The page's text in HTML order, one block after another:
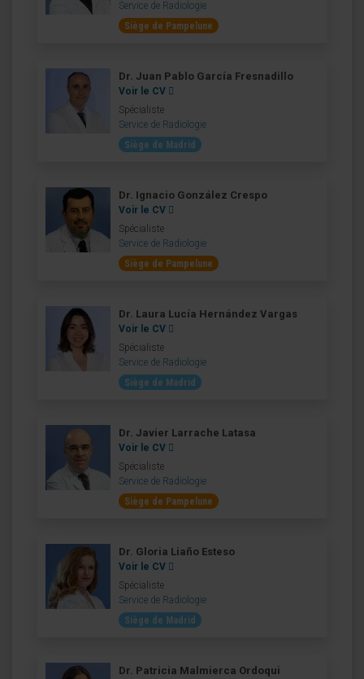
Service de Radiologie
Siège de Pampelune
Dr. Juan Pablo García Fresnadillo
Voir le CV
Spécialiste
Service de Radiologie
Siège de Madrid
Dr. Ignacio González Crespo
Voir le CV
Spécialiste
Service de Radiologie
Siège de Pampelune
Dr. Laura Lucía Hernández Vargas
Voir le CV
Spécialiste
Service de Radiologie
Siège de Madrid
Dr. Javier Larrache Latasa
Voir le CV
Spécialiste
Service de Radiologie
Siège de Pampelune
Dr. Gloria Liaño Esteso
Voir le CV
Spécialiste
Service de Radiologie
Siège de Madrid
Dr. Patricia Malmierca Ordoqui